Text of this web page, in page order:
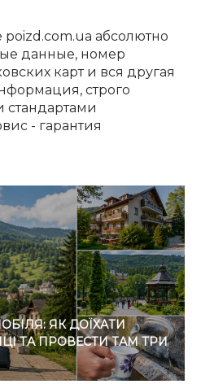
poizd.com.ua абсолютно
данные, номер
карт и вся другая
строго
- гарантия
ЯК ДОЇХАТИ
ТА ПРОВЕСТИ ТАМ ТРИ